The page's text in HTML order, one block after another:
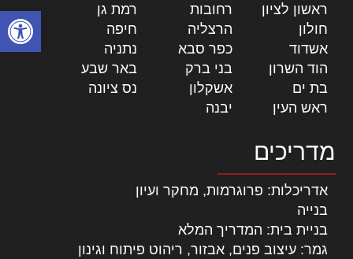
פתח
ראשון לציון
רחובות רמת גן
חולון
הרצליה חיפה
אשדוד
כפר סבא נתניה
הוד השרון
בני ברק באר שבע
בת ים
אשקלון נס ציונה
ראש העין
יבנה
מדריכים
אדריכלות: פרוגרמות, מחקר ועיון
בנייה
בניית בית: המדריך המלא
גמר: עיצוב פנים, אבזור, ריהוט פיתוח וגינון